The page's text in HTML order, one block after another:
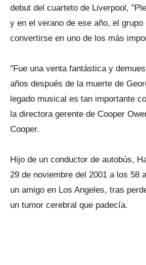
debut del cuarteto de Liverpool,
y en el verano de ese año, el grupo
convertirse en uno de los más
"Fue una venta fantástica y
años después de la muerte de
legado musical es tan importante
la directora gerente de Cooper
Cooper.
Hijo de un conductor de autobús,
29 de noviembre del 2001 a los 58
un amigo en Los Angeles, tras
un tumor cerebral que padecía.